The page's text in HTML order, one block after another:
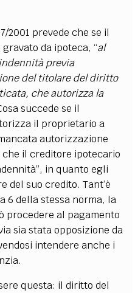
2001 prevede che se il
da ipoteca, “al
previa
del titolare del diritto
che autorizza la
succede se il
il proprietario a
autorizzazione
il creditore ipotecario
in quanto egli
del suo credito. Tant’è
6 della stessa norma, la
procedere al pagamento
sia stata opposizione da
intendere anche i
questa: il diritto del